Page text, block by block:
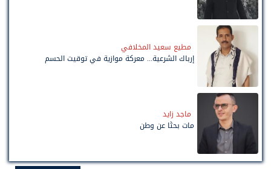
مطيع سعيد المخلافي
إرباك الشرعية... معركة موازية في توقيت الحسم
ماجد زايد
مات بحثًا عن وطن